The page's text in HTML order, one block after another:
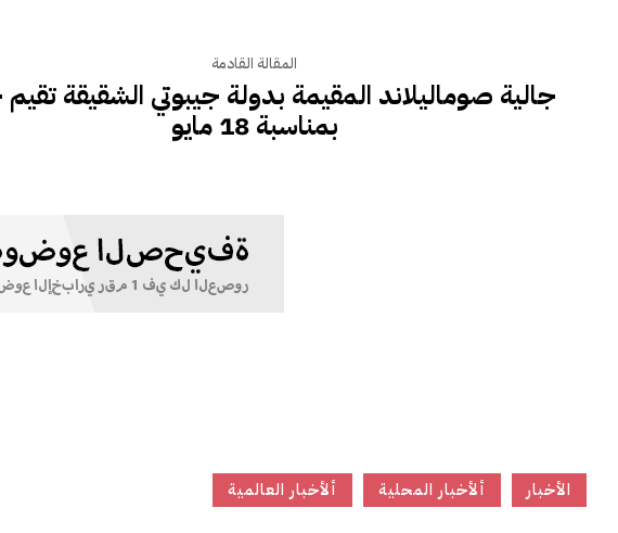
المقالة القادمة
جالية صوماليلاند المقيمة بدولة جيبوتي الشقيقة
بمناسبة 18 مايو